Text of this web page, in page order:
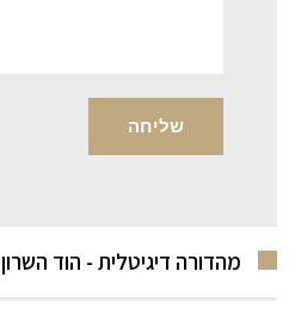
מהדורה דיגיטלית - הוד השרון